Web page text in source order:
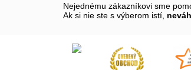
Nejednému zákazníkovi sme
Ak si nie ste s výberom istí,